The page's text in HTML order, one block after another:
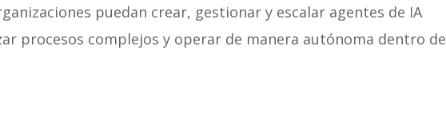
puedan crear, gestionar y escalar agentes de IA
procesos complejos y operar de manera autónoma dentro de